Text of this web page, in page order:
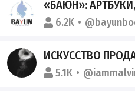
«БАЮН»:
6.2K
ИСКУССТВО
5.1K